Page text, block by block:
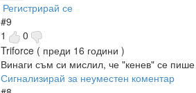
Регистрирай се
#9
1
0
Triforce ( преди 16 години )
Винаги съм си мислил, че "кенев" се
Сигнализирай за неуместен коментар